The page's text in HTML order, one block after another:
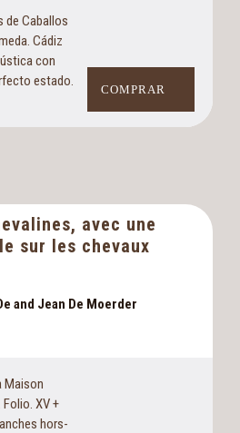
de Caballos
Cádiz
con
estado.
COMPRAR
avec une
sur les chevaux
and Jean De Moerder
Maison
XV +
hors-